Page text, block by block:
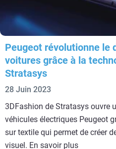
Peugeot révolutionne le
voitures grâce à la
Stratasys
28 Juin 2023
3DFashion de Stratasys ouvre
véhicules électriques Peugeot
sur textile qui permet de créer
visuel. En savoir plus